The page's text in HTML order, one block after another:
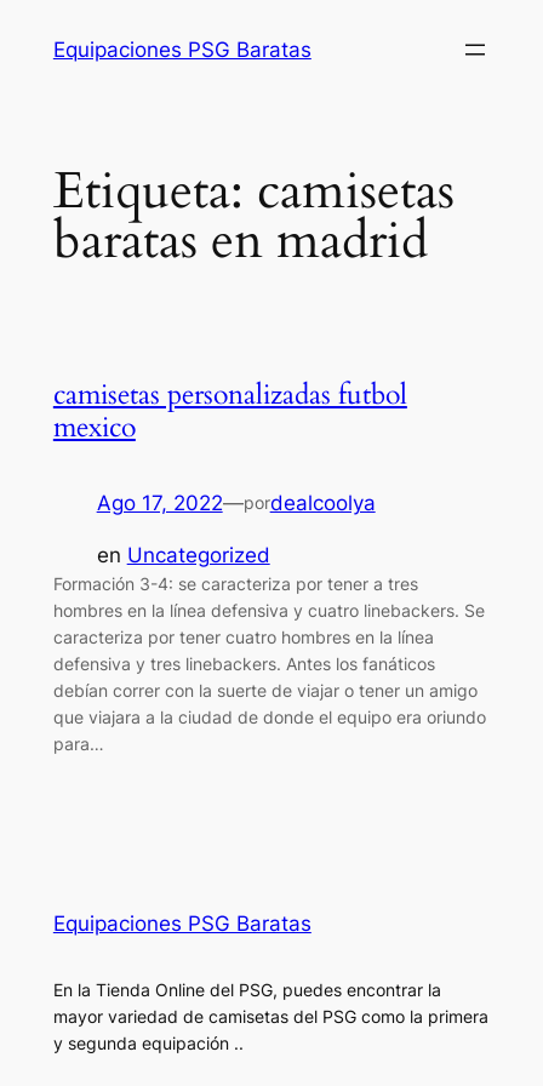
Equipaciones PSG Baratas
Etiqueta: camisetas
baratas en madrid
camisetas personalizadas futbol
mexico
Ago 17, 2022—pordealcoolya
en Uncategorized
Formación 3-4: se caracteriza por tener a tres
hombres en la línea defensiva y cuatro linebackers. Se
caracteriza por tener cuatro hombres en la línea
defensiva y tres linebackers. Antes los fanáticos
debían correr con la suerte de viajar o tener un amigo
que viajara a la ciudad de donde el equipo era oriundo
para…
Equipaciones PSG Baratas
En la Tienda Online del PSG, puedes encontrar la
mayor variedad de camisetas del PSG como la primera
y segunda equipación ..